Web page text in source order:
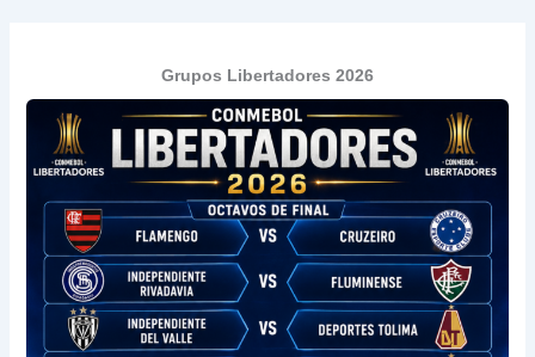
Grupos Libertadores 2026